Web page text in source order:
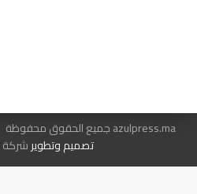
azulpress.ma جميع الحقوق محفوظة
تصميم وتطويرشركة